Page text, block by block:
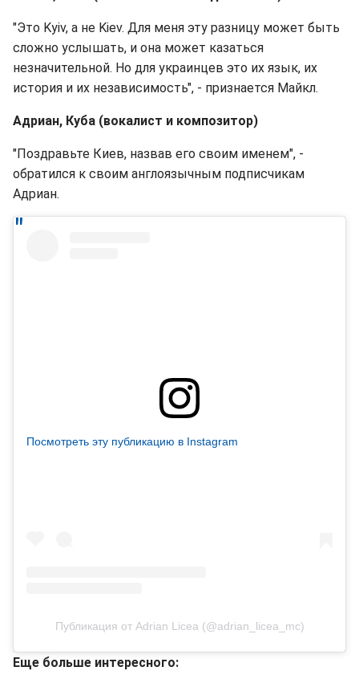
"Это Kyiv, а не Kiev. Для меня эту разницу может быть
сложно услышать, и она может казаться
незначительной. Но для украинцев это их язык, их
история и их независимость", - признается Майкл.
Адриан, Куба (вокалист и композитор)
"Поздравьте Киев, назвав его своим именем", -
обратился к своим англоязычным подписчикам
Адриан.
Посмотреть эту публикацию в Instagram
Публикация от Adrian Licea (@adrian_licea_mc)
Еще больше интересного: